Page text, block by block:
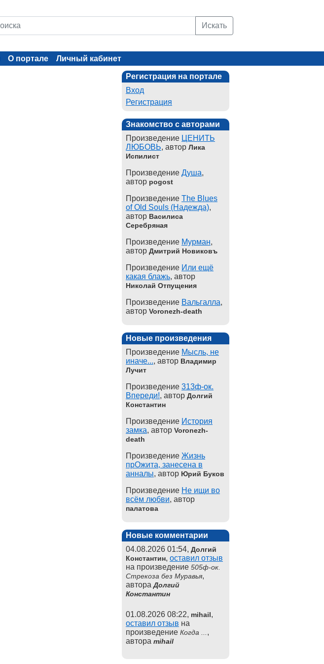
Искать
О портале
Личный кабинет
Регистрация на портале
Вход
Регистрация
Знакомство с авторами
Произведение ЦЕНИТЬ
ЛЮБОВЬ, автор Лика
Испилист
Произведение Душа,
автор pogost
Произведение The Blues
of Old Souls (Надежда),
автор Василиса
Серебряная
Произведение Мурман,
автор Дмитрий Новиковъ
Произведение Или ещё
какая блажь, автор
Николай Отпущения
Произведение Вальгалла,
автор Voronezh-death
Новые произведения
Произведение Мысль, не
иначе..., автор Владимир
Лучит
Произведение 313ф-ок.
Впереди!, автор Долгий
Константин
Произведение История
замка, автор Voronezh-
death
Произведение Жизнь
прОжита, занесена в
анналы, автор Юрий Буков
Произведение Не ищи во
всём любви, автор
палатова
Новые комментарии
04.08.2026 01:54, Долгий
Константин, оставил отзыв
на произведение 505ф-ок.
Стрекоза без Муравья,
автораДолгий
Константин
01.08.2026 08:22, mihail,
оставил отзыв на
произведение Когда ... ,
автора mihail